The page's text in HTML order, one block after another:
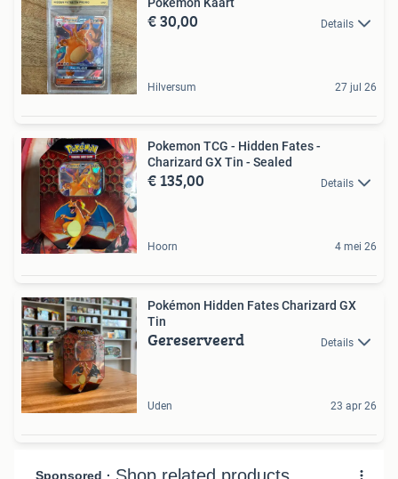
Pokémon Kaart
€ 30,00 Details
Hilversum 27 jul 26
Pokemon TCG - Hidden Fates -
Charizard GX Tin - Sealed
€ 135,00 Details
Hoorn 4 mei 26
Pokémon Hidden Fates Charizard GX
Tin
Gereserveerd Details
Uden 23 apr 26